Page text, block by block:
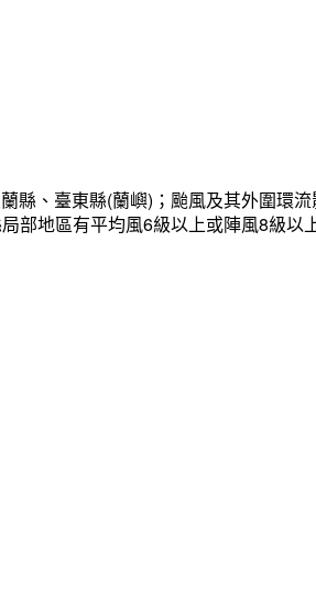
縣、臺東縣(蘭嶼)；颱風及其外圍環
部地區有平均風6級以上或陣風8級以